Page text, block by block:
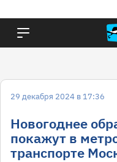
29 декабря 2024 в 17:36
Новогоднее
покажут в
транспорте